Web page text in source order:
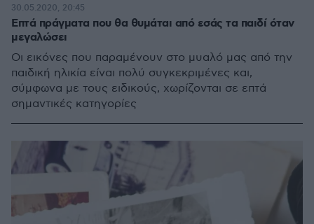
Επτά πράγματα που θα θυμάται από εσάς τα παιδί όταν
μεγαλώσει
Οι εικόνες που παραμένουν στο μυαλό μας από την
παιδική ηλικία είναι πολύ συγκεκριμένες και,
σύμφωνα με τους ειδικούς, χωρίζονται σε επτά
σημαντικές κατηγορίες
30.05.2020, 20:45